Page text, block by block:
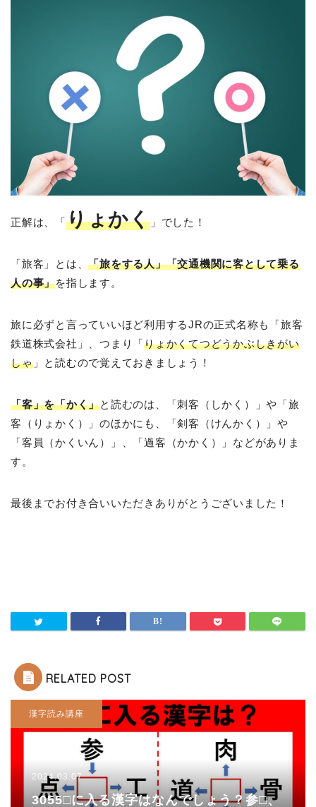
正解は、「りょかく」でした！
「旅客」とは、「旅をする人」「交通機関に客として乗る
人の事」を指します。
旅に必ずと言っていいほど利用するJRの正式名称も「旅客
鉄道株式会社」、つまり「りょかくてつどうかぶしきがい
しゃ」と読むので覚えておきましょう！
「客」を「かく」と読むのは、「刺客（しかく）」や「旅
客（りょかく）」のほかにも、「剣客（けんかく）」や
「客員（かくいん）」、「過客（かかく）」などがありま
す。
最後までお付き合いいただきありがとうございました！
RELATED POST
漢字読み講座
2024.03.07
3055□に入る漢字はなんでしょう？参□、